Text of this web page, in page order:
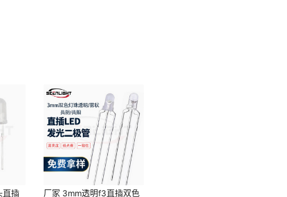
直插
厂家 3mm透明f3直插双色